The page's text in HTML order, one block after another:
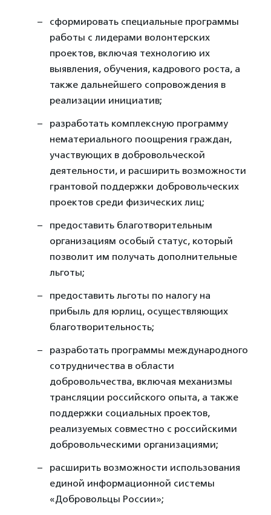
сформировать специальные программы
работы с лидерами волонтерских
проектов, включая технологию их
выявления, обучения, кадрового роста, а
также дальнейшего сопровождения в
реализации инициатив;
разработать комплексную программу
нематериального поощрения граждан,
участвующих в добровольческой
деятельности, и расширить возможности
грантовой поддержки добровольческих
проектов среди физических лиц;
предоставить благотворительным
организациям особый статус, который
позволит им получать дополнительные
льготы;
предоставить льготы по налогу на
прибыль для юрлиц, осуществляющих
благотворительность;
разработать программы международного
сотрудничества в области
добровольчества, включая механизмы
трансляции российского опыта, а также
поддержки социальных проектов,
реализуемых совместно с российскими
добровольческими организациями;
расширить возможности использования
единой информационной системы
«Добровольцы России»;